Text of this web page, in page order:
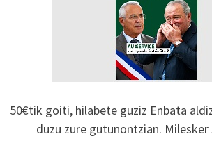
50€tik goiti, hilabete guziz Enbata
duzu zure gutunontzian.